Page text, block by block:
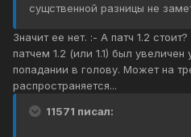
сущственной разницы не
Значит ее нет. :- А патч 1.2
патчем 1.2 (или 1.1) был
попадании в голову. Может на
распространяется...
11571 писал: